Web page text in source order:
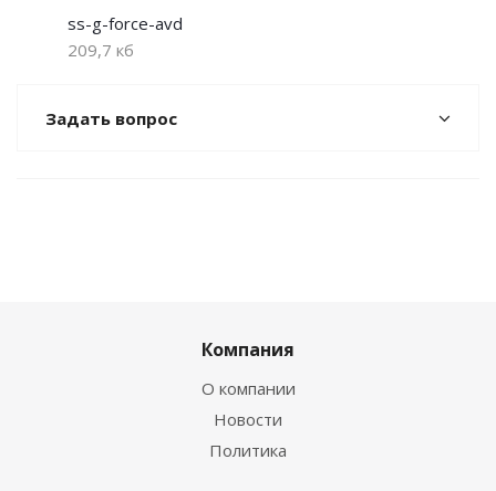
ss-g-force-avd
209,7 кб
Задать вопрос
Компания
О компании
Новости
Политика